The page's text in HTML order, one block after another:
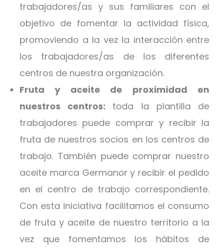
trabajadores/as y sus familiares con el
objetivo de fomentar la actividad física,
promoviendo a la vez la interacción entre
los trabajadores/as de los diferentes
centros de nuestra organización.
Fruta y aceite de proximidad en
nuestros centros: toda la plantilla de
trabajadores puede comprar y recibir la
fruta de nuestros socios en los centros de
trabajo. También puede comprar nuestro
aceite marca Germanor y recibir el pedido
en el centro de trabajo correspondiente.
Con esta iniciativa facilitamos el consumo
de fruta y aceite de nuestro territorio a la
vez que fomentamos los hábitos de